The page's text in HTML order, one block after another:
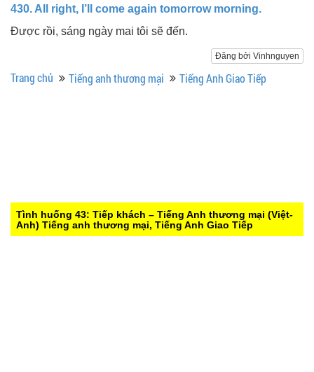
430. All right, I’ll come again tomorrow morning.
Được rồi, sáng ngày mai tôi sẽ đến.
Đăng bởi Vinhnguyen
Trang chủ Tiếng anh thương mại Tiếng Anh Giao Tiếp
Tình huống 43: Tiếp khách – Tiếng Anh thương mại (Việt-
Anh) Tiếng anh thương mại, Tiếng Anh Giao Tiếp